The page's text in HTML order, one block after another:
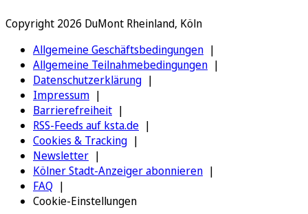
Copyright 2026 DuMont Rheinland, Köln
Allgemeine Geschäftsbedingungen
Allgemeine Teilnahmebedingungen
Datenschutzerklärung
Impressum
Barrierefreiheit
RSS-Feeds auf ksta.de
Cookies & Tracking
Newsletter
Kölner Stadt-Anzeiger abonnieren
FAQ
Cookie-Einstellungen